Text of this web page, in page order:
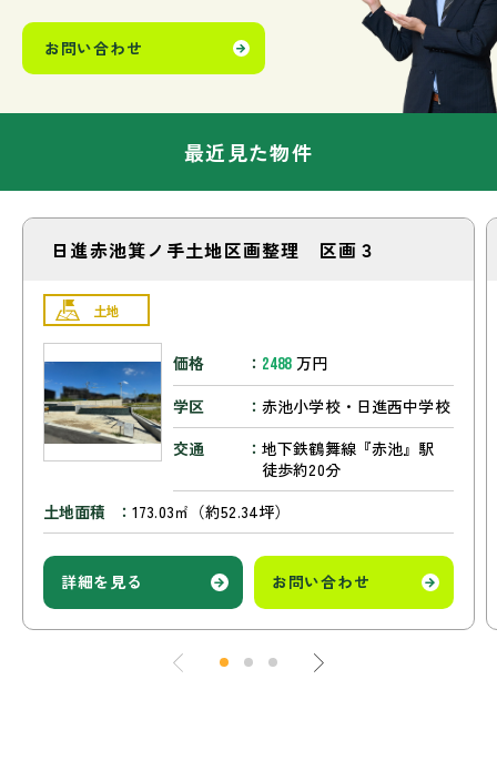
お問い合わせ
最近見た物件
日進赤池箕ノ手土地区画整理 区画３
土地
価格 2488 万円
学区
赤池小学校・日進西中学校
交通
地下鉄鶴舞線『赤池』駅
徒歩約20分
土地面積
173.03㎡（約52.34坪）
詳細を見る お問い合わせ